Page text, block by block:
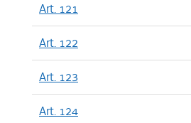
Art. 121
Art. 122
Art. 123
Art. 124